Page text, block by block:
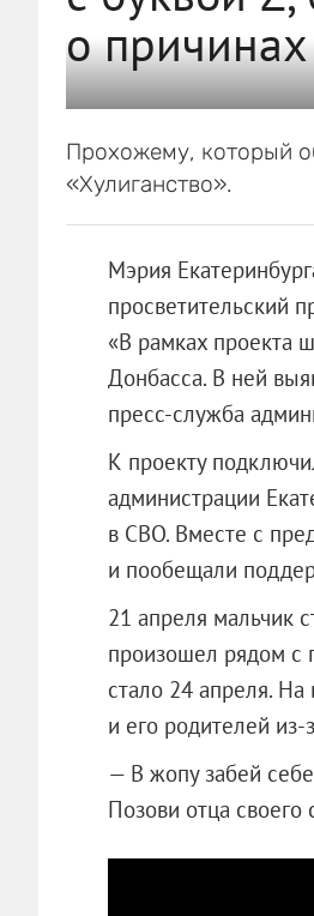
о
Прохожему, который
«Хулиганство».
Мэрия
просветительский
«В рамках проекта
Донбасса. В ней
пресс-служба
К проекту
администрации
в СВО. Вместе с
и пообещали
21 апреля мальчик
произошел рядом с
стало 24 апреля.
и его родителей
— В жопу забей
Позови отца